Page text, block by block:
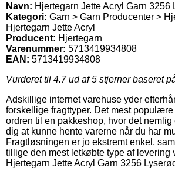
Navn: Hjertegarn Jette Acryl Garn 3256
Kategori: Garn > Garn Producenter >
Hjertegarn Jette Acryl
Producent: Hjertegarn
Varenummer: 5713419934808
EAN: 5713419934808
Vurderet til 4.7ud af 5 stjerner baseret
Adskillige internet varehuse yder
forskellige fragttyper. Det mest populære
ordren til en pakkeshop, hvor det nemlig
dig at kunne hente varerne når du har
Fragtløsningen er jo ekstremt enkel,
tillige den mest letkøbte type af levering
Hjertegarn Jette Acryl Garn 3256